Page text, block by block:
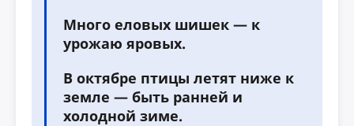
Много еловых шишек — к
урожаю яровых.
В октябре птицы летят ниже к
земле — быть ранней и
холодной зиме.